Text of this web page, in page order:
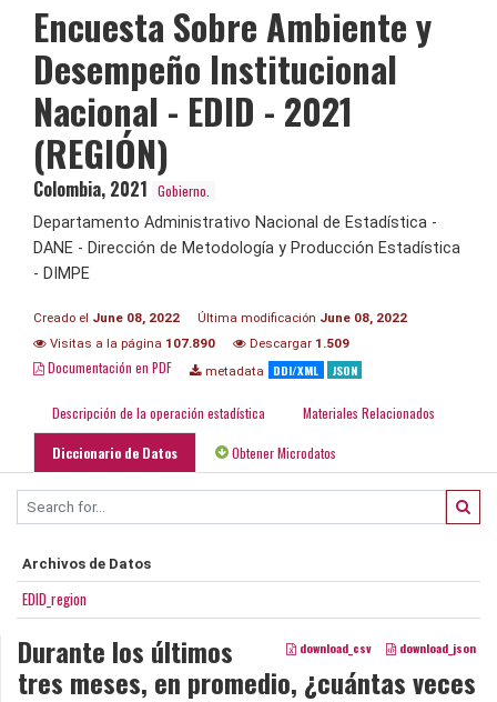
Encuesta Sobre Ambiente y
Desempeño Institucional
Nacional - EDID - 2021
(REGIÓN)
Colombia, 2021 Gobierno.
Departamento Administrativo Nacional de Estadística -
DANE - Dirección de Metodología y Producción Estadística
- DIMPE
Creado el June 08, 2022 Última modificación June 08, 2022
Visitas a la página 107.890 Descargar 1.509
Documentación en PDF metadata DDI/XML JSON
Descripción de la operación estadística Materiales Relacionados
Diccionario de Datos Obtener Microdatos
Archivos de Datos
EDID_region
download_csv download_json
Durante los últimos
tres meses, en promedio, ¿cuántas veces